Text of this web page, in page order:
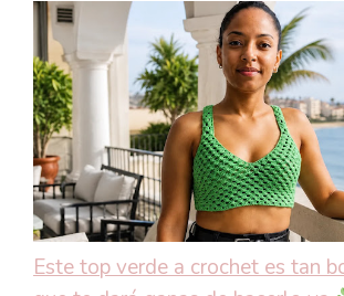
Este top verde a crochet es tan